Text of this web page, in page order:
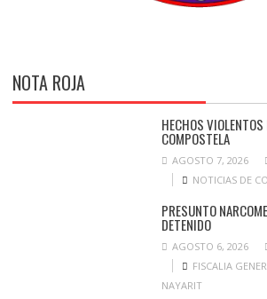
NOTA ROJA
HECHOS VIOLENTOS
COMPOSTELA
AGOSTO 7, 2026
NOTICIAS DE
PRESUNTO
DETENIDO
AGOSTO 6, 2026
FISCALIA
NAYARIT